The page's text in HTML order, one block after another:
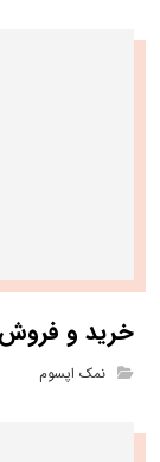
خرید و
نمک اپسوم